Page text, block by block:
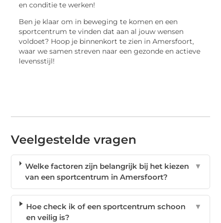
en conditie te werken!
Ben je klaar om in beweging te komen en een
sportcentrum te vinden dat aan al jouw wensen
voldoet? Hoop je binnenkort te zien in Amersfoort,
waar we samen streven naar een gezonde en actieve
levensstijl!
Veelgestelde vragen
Welke factoren zijn belangrijk bij het kiezen
van een sportcentrum in Amersfoort?
▼
Hoe check ik of een sportcentrum schoon
en veilig is?
▼